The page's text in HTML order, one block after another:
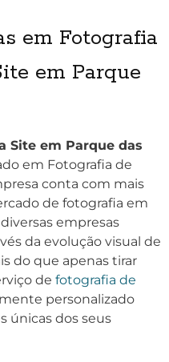
em Fotografia
em Parque
Site em Parque das
em Fotografia de
conta com mais
de fotografia em
empresas
da evolução visual de
do que apenas tirar
de fotografia de
personalizado
únicas dos seus